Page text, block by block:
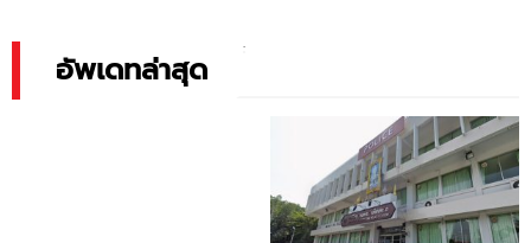
อัพเดทล่าสุด